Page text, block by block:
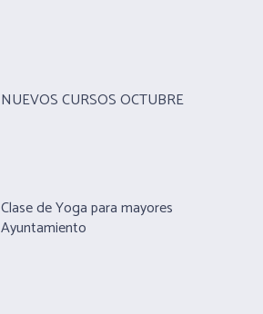
NUEVOS CURSOS OCTUBRE
Clase de Yoga para mayores
Ayuntamiento